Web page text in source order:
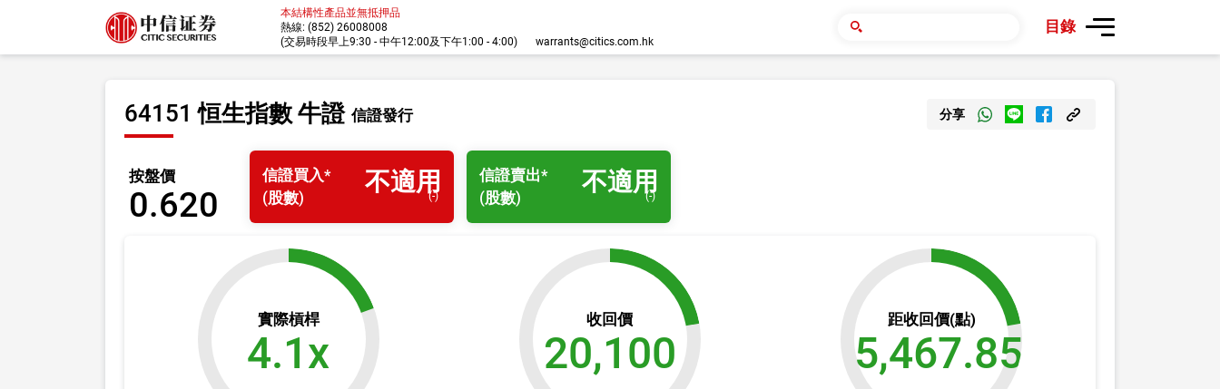
本結構性產品並無抵押品
熱線: (852) 26008008
(交易時段早上9:30 - 中午12:00及下午1:00 - 4:00)
warrants@citics.com.hk
目錄
64151 恒生指數 牛證 信證發行 分享
按盤價
0.620
信證買入*
(股數)
不適用
(-)
信證賣出*
(股數)
不適用
(-)
實際槓桿
4.1x
收回價
20,100
距收回價(點)
5,467.85